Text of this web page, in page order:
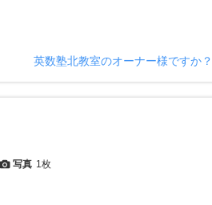
英数塾北教室のオーナー様ですか？
写真 1枚